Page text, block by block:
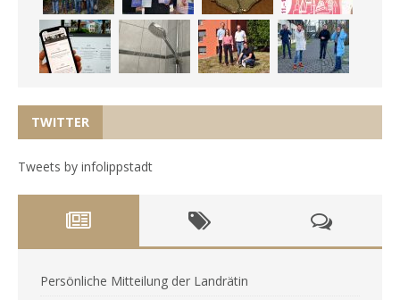
TWITTER
Tweets by infolippstadt
Persönliche Mitteilung der Landrätin